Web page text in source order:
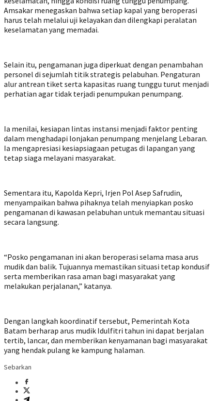
Amsakar menegaskan bahwa setiap kapal yang beroperasi
harus telah melalui uji kelayakan dan dilengkapi peralatan
keselamatan yang memadai.
Selain itu, pengamanan juga diperkuat dengan penambahan
personel di sejumlah titik strategis pelabuhan. Pengaturan
alur antrean tiket serta kapasitas ruang tunggu turut menjadi
perhatian agar tidak terjadi penumpukan penumpang.
Ia menilai, kesiapan lintas instansi menjadi faktor penting
dalam menghadapi lonjakan penumpang menjelang Lebaran.
Ia mengapresiasi kesiapsiagaan petugas di lapangan yang
tetap siaga melayani masyarakat.
Sementara itu, Kapolda Kepri, Irjen Pol Asep Safrudin,
menyampaikan bahwa pihaknya telah menyiapkan posko
pengamanan di kawasan pelabuhan untuk memantau situasi
secara langsung.
“Posko pengamanan ini akan beroperasi selama masa arus
mudik dan balik. Tujuannya memastikan situasi tetap kondusif
serta memberikan rasa aman bagi masyarakat yang
melakukan perjalanan,” katanya.
Dengan langkah koordinatif tersebut, Pemerintah Kota
Batam berharap arus mudik Idulfitri tahun ini dapat berjalan
tertib, lancar, dan memberikan kenyamanan bagi masyarakat
yang hendak pulang ke kampung halaman.
Sebarkan